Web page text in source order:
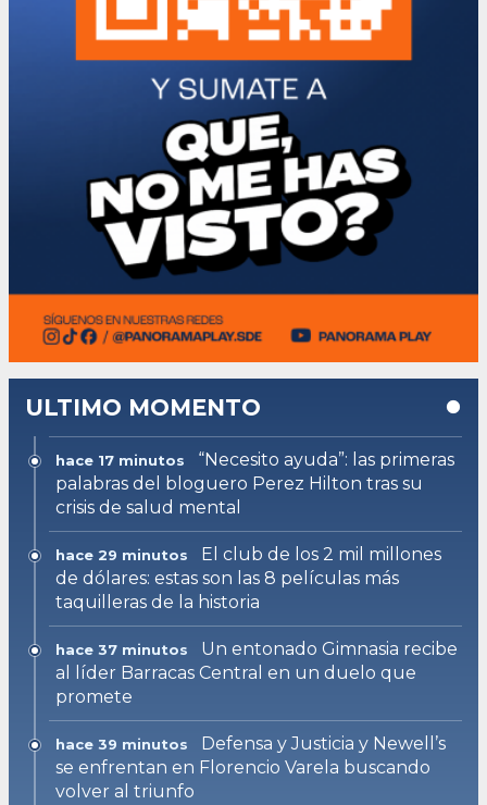
ULTIMO MOMENTO
hace 17 minutos
“Necesito ayuda”: las primeras
palabras del bloguero Perez Hilton tras su
crisis de salud mental
hace 29 minutos
El club de los 2 mil millones
de dólares: estas son las 8 películas más
taquilleras de la historia
hace 37 minutos
Un entonado Gimnasia recibe
al líder Barracas Central en un duelo que
promete
hace 39 minutos
Defensa y Justicia y Newell’s
se enfrentan en Florencio Varela buscando
volver al triunfo